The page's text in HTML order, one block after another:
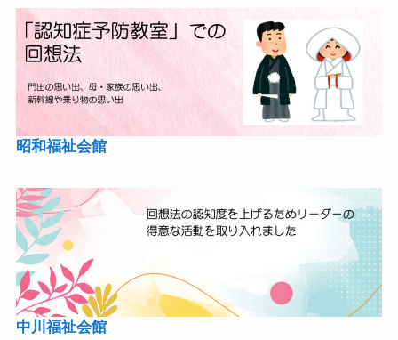
昭和福祉会館
中川福祉会館